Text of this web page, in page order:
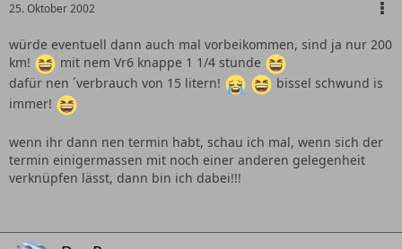
25. Oktober 2002
würde eventuell dann auch mal vorbeikommen, sind ja nur 200
km!
mit nem Vr6 knappe 1 1/4 stunde
dafür nen ´verbrauch von 15 litern!
bissel schwund is
immer!
wenn ihr dann nen termin habt, schau ich mal, wenn sich der
termin einigermassen mit noch einer anderen gelegenheit
verknüpfen lässt, dann bin ich dabei!!!